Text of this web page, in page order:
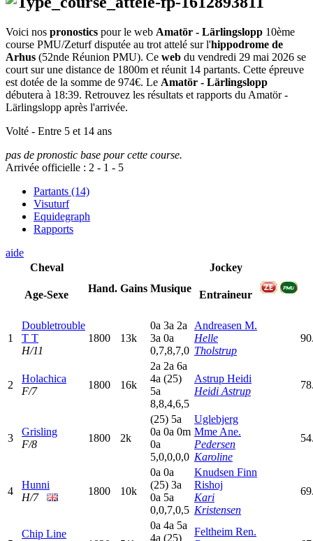
Voici nos pronostics pour le web Amatör - Lärlingslopp 10ème
course PMU/Zeturf disputée au trot attelé sur l'hippodrome de
Arhus (52nde Réunion PMU). Ce web du vendredi 29 mai 2026 se
court sur une distance de 1800m et réunit 14 partants. Cette épreuve
est dotée de la somme de 974€. Le Amatör - Lärlingslopp
débutera à 18:39. Retrouvez les résultats et rapports du Amatör -
Lärlingslopp après l'arrivée.
Volté - Entre 5 et 14 ans
pas de pronostic base pour cette course.
Arrivée officielle : 2 - 1 - 5
Partants (14)
Visuturf
Equidegraph
Rapports
aide
Cheval
Age-Sexe
Hand. Gains Musique
Jockey
Entraineur
1
Doubletrouble
T T
H/11
1800 13k
0a 3a 2a
3a 0a
0,7,8,7,0
Andreasen M.
Helle
Tholstrup
2
Holachica
F/7
1800 16k
2a 2a 6a
4a (25)
5a
8,8,4,6,5
Astrup Heidi
Heidi Astrup
3
Grisling
F/8
1800 2k
(25) 5a
0a 0a 0m
0a
5,0,0,0,0
Uglebjerg
Mme Ane.
Pedersen
Karoline
4
Hunni
H/7
1800 10k
0a 0a
(25) 3a
0a 5a
0,0,7,0,5
Knudsen Finn
Rishoj
Kari
Kristensen
Chip Line
0a 4a 5a
4a (25)
Feltheim Ren.